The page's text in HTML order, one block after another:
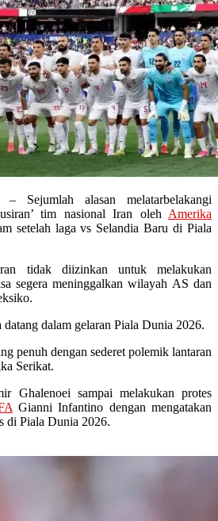
– Sejumlah alasan melatarbelakangi
tim nasional Iran oleh Amerika
setelah laga vs Selandia Baru di Piala
tidak diizinkan untuk melakukan
segera meninggalkan wilayah AS dan
dalam gelaran Piala Dunia 2026.
penuh dengan sederet polemik lantaran
Serikat.
Ghalenoei sampai melakukan protes
Gianni Infantino dengan mengatakan
di Piala Dunia 2026.